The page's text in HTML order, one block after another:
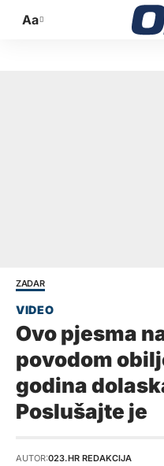
Promijeni
Aa
ZADAR
Ovo pjesma
povodom
godina
Poslušajte je
AUTOR:023.HR REDAKCIJA